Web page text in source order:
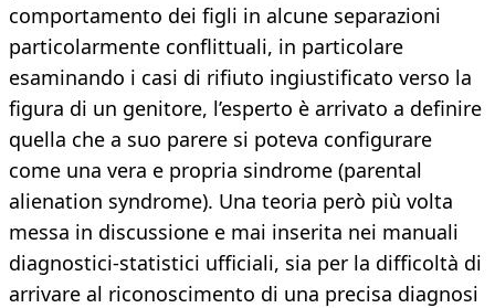
comportamento dei figli in alcune separazioni
particolarmente conflittuali, in particolare
esaminando i casi di rifiuto ingiustificato verso la
figura di un genitore, l’esperto è arrivato a definire
quella che a suo parere si poteva configurare
come una vera e propria sindrome (parental
alienation syndrome). Una teoria però più volta
messa in discussione e mai inserita nei manuali
diagnostici-statistici ufficiali, sia per la difficoltà di
arrivare al riconoscimento di una precisa diagnosi